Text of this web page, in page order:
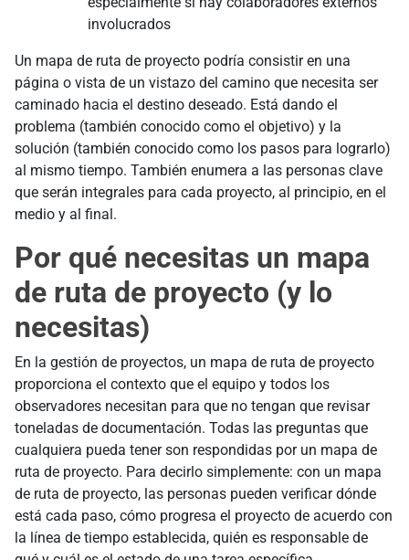
involucrados
Un mapa de ruta de proyecto podría consistir en una
página o vista de un vistazo del camino que necesita ser
caminado hacia el destino deseado. Está dando el
problema (también conocido como el objetivo) y la
solución (también conocido como los pasos para lograrlo)
al mismo tiempo. También enumera a las personas clave
que serán integrales para cada proyecto, al principio, en el
medio y al final.
Por qué necesitas un mapa
de ruta de proyecto (y lo
necesitas)
En la gestión de proyectos, un mapa de ruta de proyecto
proporciona el contexto que el equipo y todos los
observadores necesitan para que no tengan que revisar
toneladas de documentación. Todas las preguntas que
cualquiera pueda tener son respondidas por un mapa de
ruta de proyecto. Para decirlo simplemente: con un mapa
de ruta de proyecto, las personas pueden verificar dónde
está cada paso, cómo progresa el proyecto de acuerdo con
la línea de tiempo establecida, quién es responsable de